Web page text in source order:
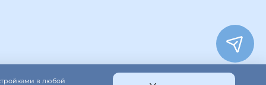
в любой